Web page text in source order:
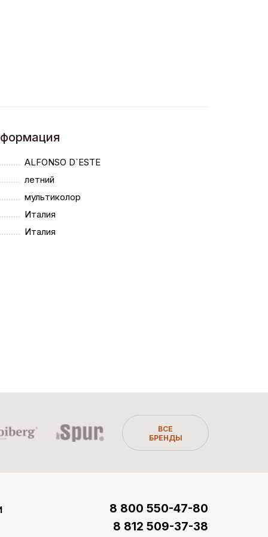
ALFONSO D`ESTE
летний
мультиколор
Италия
Италия
ВСЕ
БРЕНДЫ
8 800 550-47-80
8 812 509-37-38